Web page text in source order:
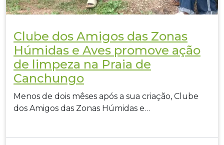
Clube dos Amigos das Zonas
Húmidas e Aves promove ação
de limpeza na Praia de
Canchungo
Menos de dois mêses após a sua criação, Clube
dos Amigos das Zonas Húmidas e…